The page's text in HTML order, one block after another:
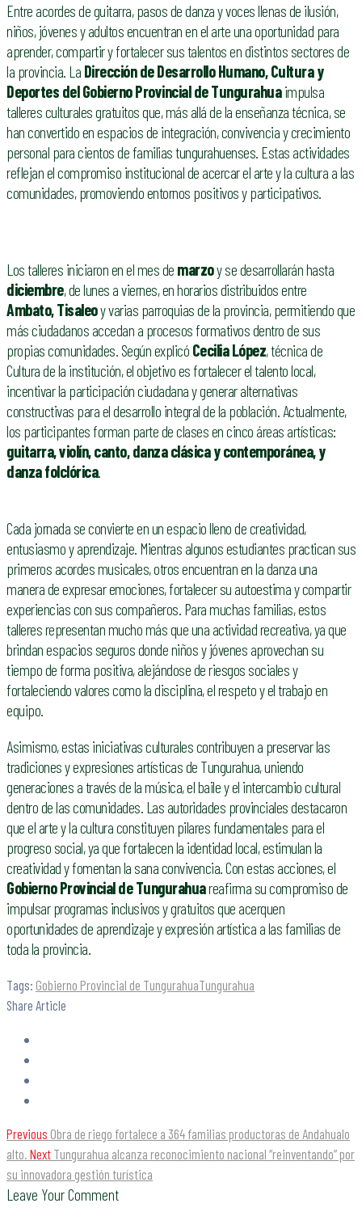
Entre acordes de guitarra, pasos de danza y voces llenas de ilusión,
niños, jóvenes y adultos encuentran en el arte una oportunidad para
aprender, compartir y fortalecer sus talentos en distintos sectores de
la provincia. La Dirección de Desarrollo Humano, Cultura y
Deportes del Gobierno Provincial de Tungurahuaimpulsa
talleres culturales gratuitos que, más allá de la enseñanza técnica, se
han convertido en espacios de integración, convivencia y crecimiento
personal para cientos de familias tungurahuenses. Estas actividades
reflejan el compromiso institucional de acercar el arte y la cultura a las
comunidades, promoviendo entornos positivos y participativos.
Los talleres iniciaron en el mes de marzoy se desarrollarán hasta
diciembre, de lunes a viernes, en horarios distribuidos entre
Ambato, Tisaleoy varias parroquias de la provincia, permitiendo que
más ciudadanos accedan a procesos formativos dentro de sus
propias comunidades. Según explicó Cecilia López, técnica de
Cultura de la institución, el objetivo es fortalecer el talento local,
incentivar la participación ciudadana y generar alternativas
constructivas para el desarrollo integral de la población. Actualmente,
los participantes forman parte de clases en cinco áreas artísticas:
guitarra, violín, canto, danza clásica y contemporánea, y
danza folclórica.
Cada jornada se convierte en un espacio lleno de creatividad,
entusiasmo y aprendizaje. Mientras algunos estudiantes practican sus
primeros acordes musicales, otros encuentran en la danza una
manera de expresar emociones, fortalecer su autoestima y compartir
experiencias con sus compañeros. Para muchas familias, estos
talleres representan mucho más que una actividad recreativa, ya que
brindan espacios seguros donde niños y jóvenes aprovechan su
tiempo de forma positiva, alejándose de riesgos sociales y
fortaleciendo valores como la disciplina, el respeto y el trabajo en
equipo.
Asimismo, estas iniciativas culturales contribuyen a preservar las
tradiciones y expresiones artísticas de Tungurahua, uniendo
generaciones a través de la música, el baile y el intercambio cultural
dentro de las comunidades. Las autoridades provinciales destacaron
que el arte y la cultura constituyen pilares fundamentales para el
progreso social, ya que fortalecen la identidad local, estimulan la
creatividad y fomentan la sana convivencia. Con estas acciones, el
Gobierno Provincial de Tungurahuareafirma su compromiso de
impulsar programas inclusivos y gratuitos que acerquen
oportunidades de aprendizaje y expresión artística a las familias de
toda la provincia.
Tags: Gobierno Provincial de TungurahuaTungurahua
Share Article
Previous Obra de riego fortalece a 364 familias productoras de Andahualo
alto. Next Tungurahua alcanza reconocimiento nacional “reinventando” por
su innovadora gestión turística
Leave Your Comment